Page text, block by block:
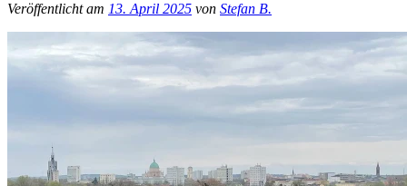
Veröffentlicht am 13. April 2025 von Stefan B.